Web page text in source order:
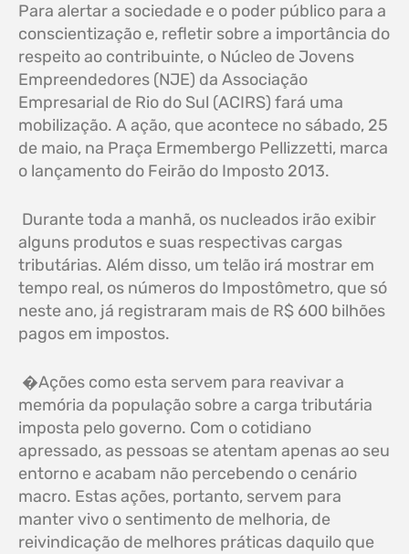
Para alertar a sociedade e o poder público para a
conscientização e, refletir sobre a importância do
respeito ao contribuinte, o Núcleo de Jovens
Empreendedores (NJE) da Associação
Empresarial de Rio do Sul (ACIRS) fará uma
mobilização. A ação, que acontece no sábado, 25
de maio, na Praça Ermembergo Pellizzetti, marca
o lançamento do Feirão do Imposto 2013.
Durante toda a manhã, os nucleados irão exibir
alguns produtos e suas respectivas cargas
tributárias. Além disso, um telão irá mostrar em
tempo real, os números do Impostômetro, que só
neste ano, já registraram mais de R$ 600 bilhões
pagos em impostos.
�Ações como esta servem para reavivar a
memória da população sobre a carga tributária
imposta pelo governo. Com o cotidiano
apressado, as pessoas se atentam apenas ao seu
entorno e acabam não percebendo o cenário
macro. Estas ações, portanto, servem para
manter vivo o sentimento de melhoria, de
reivindicação de melhores práticas daquilo que